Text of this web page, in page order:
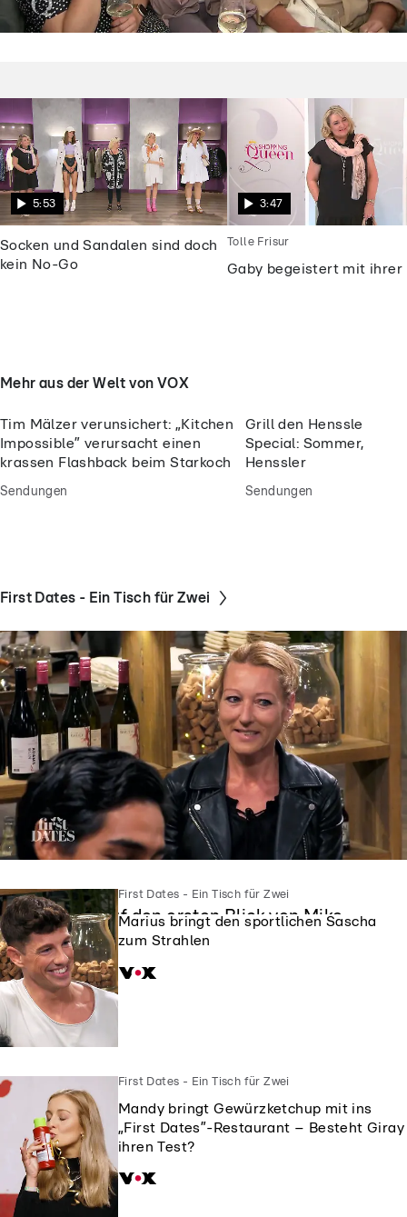
die Kandidatinnen fassungslos
5:53
Socken und Sandalen sind doch
kein No-Go
3:47
Gaby begeistert mit ihrer
Tolle Frisur
Mehr aus der Welt von VOX
Tim Mälzer verunsichert: „Kitchen
Impossible” verursacht einen
krassen Flashback beim Starkoch
Sendungen
Grill den Henssler
Special: Sommer,
Henssler
Sendungen
First Dates - Ein Tisch für Zwei
First Dates - Ein Tisch für Zwei
Siggi ist auf den ersten Blick von Mike
geflasht
First Dates - Ein Tisch für Zwei
Marius bringt den sportlichen Sascha
zum Strahlen
First Dates - Ein Tisch für Zwei
Mandy bringt Gewürzketchup mit ins
„First Dates”-Restaurant – Besteht Giray
ihren Test?